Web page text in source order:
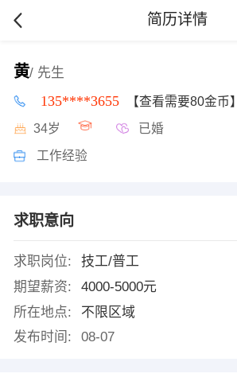
简历详情
黄/ 先生
135****3655 【查看需要80金币】
34岁 已婚
工作经验
求职意向
求职岗位:
技工/普工
期望薪资:
4000-5000元
所在地点:
不限区域
发布时间:
08-07